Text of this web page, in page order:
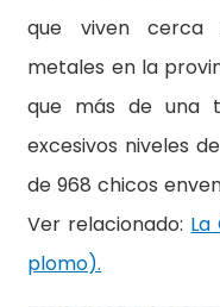
que viven cerca
metales en la
que más de una
excesivos niveles
de 968 chicos
Ver relacionado: La
plomo).